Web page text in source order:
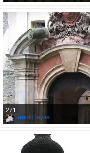
271
arnold.layne